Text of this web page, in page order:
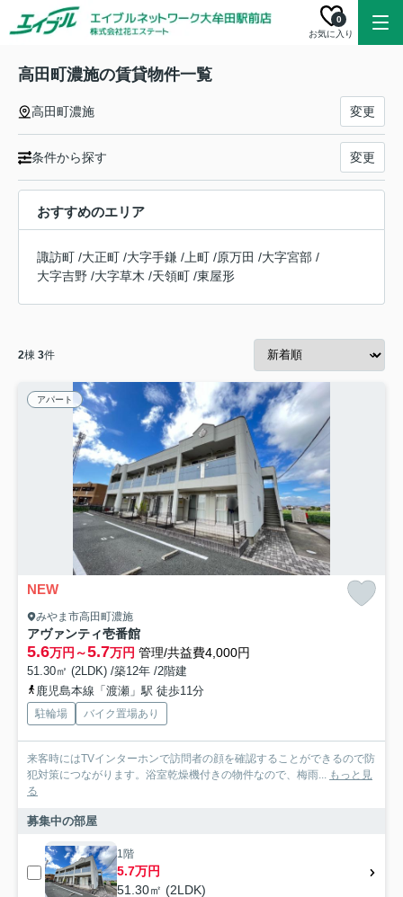
お気に入り
0
高田町濃施の賃貸物件一覧
高田町濃施 変更
条件から探す 変更
おすすめのエリア
諏訪町 /大正町 /大字手鎌 / 上町 /原万田 /大字宮部 /
大字吉野 /大字草木 /天領町 /東屋形
2棟 3件
アパート
NEW
みやま市高田町濃施
アヴァンティ壱番館
5.6万円～5.7万円 管理/共益費4,000円
51.30㎡ (2LDK) /築12年 /2階建
鹿児島本線「渡瀬」駅 徒歩11分
駐輪場 バイク置場あり
来客時にはTVインターホンで訪問者の顔を確認することができるので防
犯対策につながります。浴室乾燥機付きの物件なので、梅雨... もっと見
る
募集中の部屋
1階
5.7万円
51.30㎡ (2LDK)